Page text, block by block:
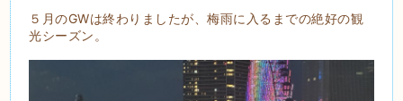
５月のGWは終わりましたが、梅雨に入るまでの絶好の観
光シーズン。